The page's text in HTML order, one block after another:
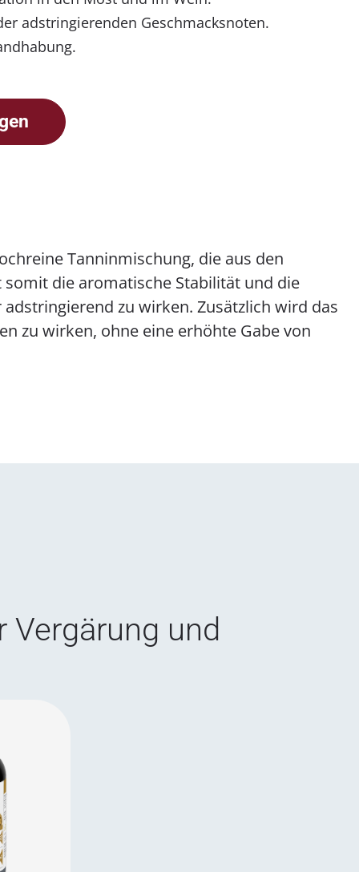
adstringierenden Geschmacksnoten.
Tanninmischung, die aus den
die aromatische Stabilität und die
zu wirken. Zusätzlich wird das
zu wirken, ohne eine erhöhte Gabe von
Vergärung und